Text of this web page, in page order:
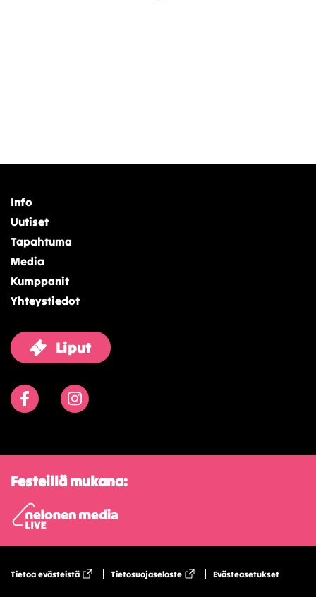
Info
Uutiset
Tapahtuma
Media
Kumppanit
Yhteystiedot
Liput
FacebookInstagram
Festeillä mukana:
Tietoa evästeistä Tietosuojaseloste Evästeasetukset